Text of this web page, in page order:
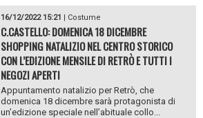
16/12/2022 15:21 | Costume
C.CASTELLO: DOMENICA 18 DICEMBRE
SHOPPING NATALIZIO NEL CENTRO STORICO
CON L’EDIZIONE MENSILE DI RETRÒ E TUTTI I
NEGOZI APERTI
Appuntamento natalizio per Retrò, che
domenica 18 dicembre sarà protagonista di
un’edizione speciale nell’abituale collo...